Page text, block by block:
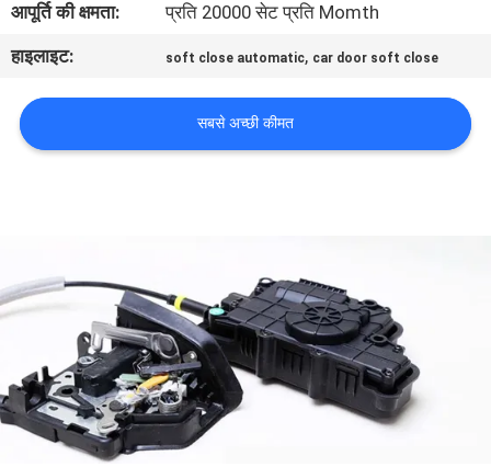
समाचार
एक
उद्धरण
करे
साइटमैप
PRIVACY
POLICY
आपूर्ति की क्षमता:
प्रति 20000 सेट प्रति Momth
हाइलाइट:
soft close automatic, car door soft close
सबसे अच्छी कीमत